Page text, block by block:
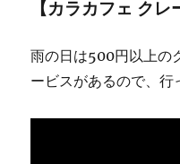
【カラカフェ クレ
雨の日は500円以上の
ービスがあるので、行